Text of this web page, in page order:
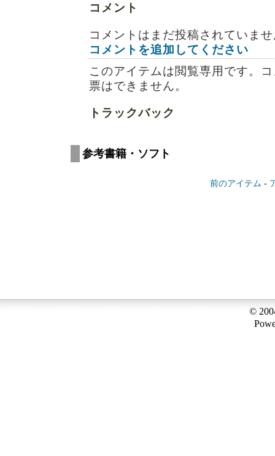
コメント
コメントはまだ投稿されていま
コメントを追加してください
このアイテムは閲覧専用です。
票はできません。
トラックバック
参考書籍・ソフト
前のアイテム -
©